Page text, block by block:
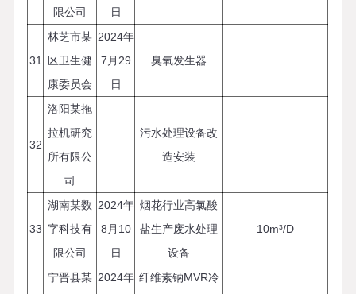
限公司
日
31
林芝市某
区卫生健
康委员会
2024年
7月29
日
臭氧发生器
32
洛阳某拖
拉机研究
所有限公
司
污水处理设备改
造安装
33
湖南某数
字科技有
限公司
2024年
8月10
日
烟花行业高氯酸
盐生产废水处理
设备
10m³/D
宁晋县某 2024年 纤维素钠MVR冷